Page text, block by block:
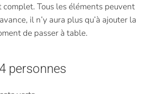
Tous les éléments peuvent
il n’y aura plus qu’à ajouter la
de passer à table.
personnes